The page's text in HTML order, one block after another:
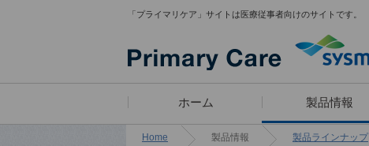
「プライマリケア」サイトは医療従事者向けのサイトです。
ホーム 製品情報
Home 製品情報 製品ラインナップ